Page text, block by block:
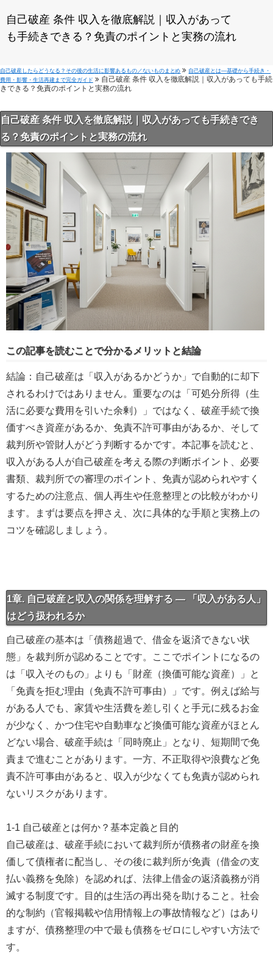
自己破産 条件 収入を徹底解説｜収入があって
も手続きできる？免責のポイントと実務の流れ
自己破産したらどうなる？その後の生活に影響あるもの／ないものまとめ
自己破産とは—基礎から手続き・
費用・影響・生活再建まで完全ガイド
自己破産 条件 収入を徹底解説｜収入があっても手続
きできる？免責のポイントと実務の流れ
自己破産 条件 収入を徹底解説｜収入があっても手続きでき
る？免責のポイントと実務の流れ
この記事を読むことで分かるメリットと結論
結論：自己破産は「収入があるかどうか」で自動的に却下
されるわけではありません。重要なのは「可処分所得（生
活に必要な費用を引いた余剰）」ではなく、破産手続で換
価すべき資産があるか、免責不許可事由があるか、そして
裁判所や管財人がどう判断するかです。本記事を読むと、
収入がある人が自己破産を考える際の判断ポイント、必要
書類、裁判所での審理のポイント、免責が認められやすく
するための注意点、個人再生や任意整理との比較がわかり
ます。まずは要点を押さえ、次に具体的な手順と実務上の
コツを確認しましょう。
1章. 自己破産と収入の関係を理解する — 「収入がある人」
はどう扱われるか
自己破産の基本は「債務超過で、借金を返済できない状
態」を裁判所が認めることです。ここでポイントになるの
は「収入そのもの」よりも「財産（換価可能な資産）」と
「免責を拒む理由（免責不許可事由）」です。例えば給与
がある人でも、家賃や生活費を差し引くと手元に残るお金
が少なく、かつ住宅や自動車など換価可能な資産がほとん
どない場合、破産手続は「同時廃止」となり、短期間で免
責まで進むことがあります。一方、不正取得や浪費など免
責不許可事由があると、収入が少なくても免責が認められ
ないリスクがあります。
1-1 自己破産とは何か？基本定義と目的
自己破産は、破産手続において裁判所が債務者の財産を換
価して債権者に配当し、その後に裁判所が免責（借金の支
払い義務を免除）を認めれば、法律上借金の返済義務が消
滅する制度です。目的は生活の再出発を助けること。社会
的な制約（官報掲載や信用情報上の事故情報など）はあり
ますが、債務整理の中で最も債務をゼロにしやすい方法で
す。